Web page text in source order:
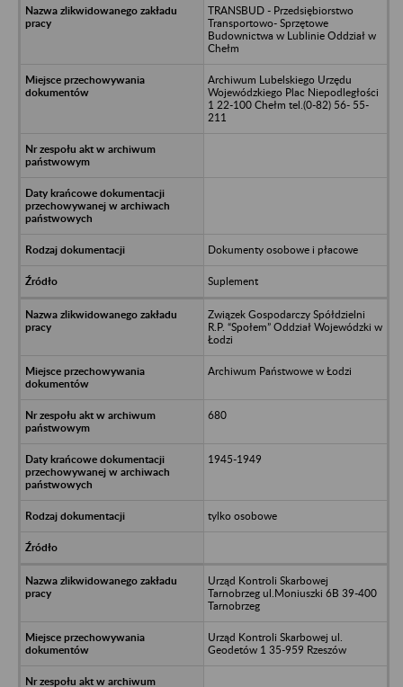
TRANSBUD - Przedsiębiorstwo
Transportowo- Sprzętowe
Budownictwa w Lublinie Oddział w
Chełm
Archiwum Lubelskiego Urzędu
Wojewódzkiego Plac Niepodległości
1 22-100 Chełm tel.(0-82) 56- 55-
211
Dokumenty osobowe i płacowe
Suplement
Związek Gospodarczy Spółdzielni
R.P. “Społem” Oddział Wojewódzki w
Łodzi
Archiwum Państwowe w Łodzi
680
1945-1949
tylko osobowe
Urząd Kontroli Skarbowej
Tarnobrzeg ul.Moniuszki 6B 39-400
Tarnobrzeg
Urząd Kontroli Skarbowej ul.
Geodetów 1 35-959 Rzeszów